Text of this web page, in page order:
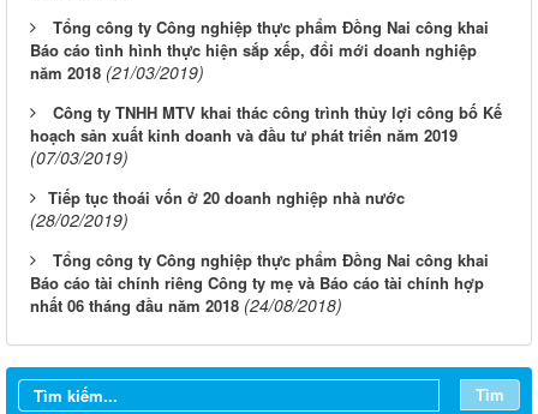
Tổng công ty Công nghiệp thực phẩm Đồng Nai công khai
Báo cáo tình hình thực hiện sắp xếp, đổi mới doanh nghiệp
năm 2018 (21/03/2019)
Công ty TNHH MTV khai thác công trình thủy lợi công bố Kế
hoạch sản xuất kinh doanh và đầu tư phát triển năm 2019
(07/03/2019)
​Tiếp tục thoái vốn ở 20 doanh nghiệp nhà nước
(28/02/2019)
Tổng công ty Công nghiệp thực phẩm Đồng Nai công khai
Báo cáo tài chính riêng Công ty mẹ và Báo cáo tài chính hợp
nhất 06 tháng đầu năm 2018 (24/08/2018)
Tìm
Từ ngày 03/8/2026 đến ngày 09/8/2026
Từ ngày 20/7/2026 đến ngày 26/7/2026